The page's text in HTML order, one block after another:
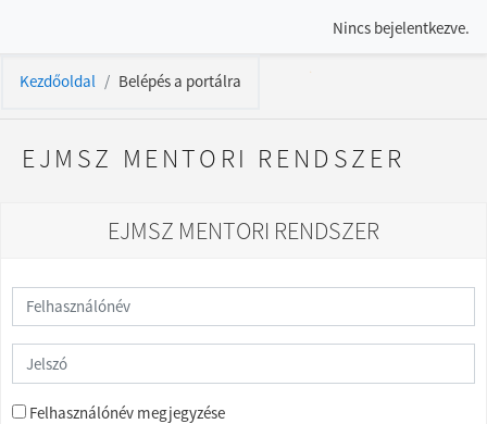
Nincs bejelentkezve.
Kezdőoldal Belépés a portálra
EJMSZ MENTORI RENDSZER
EJMSZ MENTORI RENDSZER
Felhasználónév
Jelszó
Felhasználónév megjegyzése